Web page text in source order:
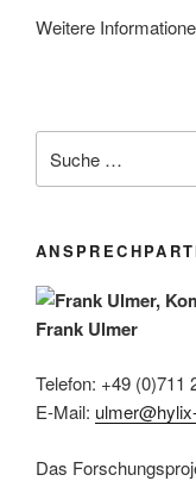
Weitere
Frank Ulmer
Telefon: +49 (0)711
E-Mail:
Das